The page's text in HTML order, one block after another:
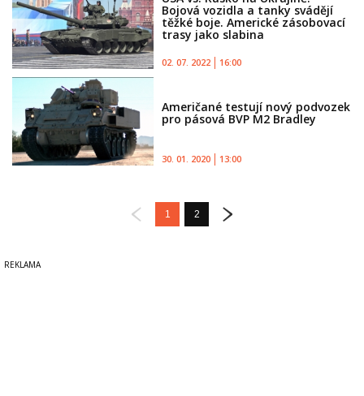
Bojová vozidla a tanky svádějí
těžké boje. Americké zásobovací
trasy jako slabina
02. 07. 2022 16:00
Američané testují nový podvozek
pro pásová BVP M2 Bradley
30. 01. 2020 13:00
1 2